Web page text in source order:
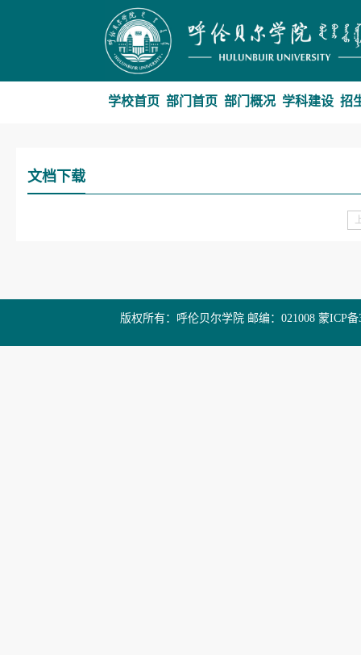
学校首页 部门首页 部门概况 学科建设 招
文档下载
版权所有：呼伦贝尔学院 邮编：021008 蒙ICP